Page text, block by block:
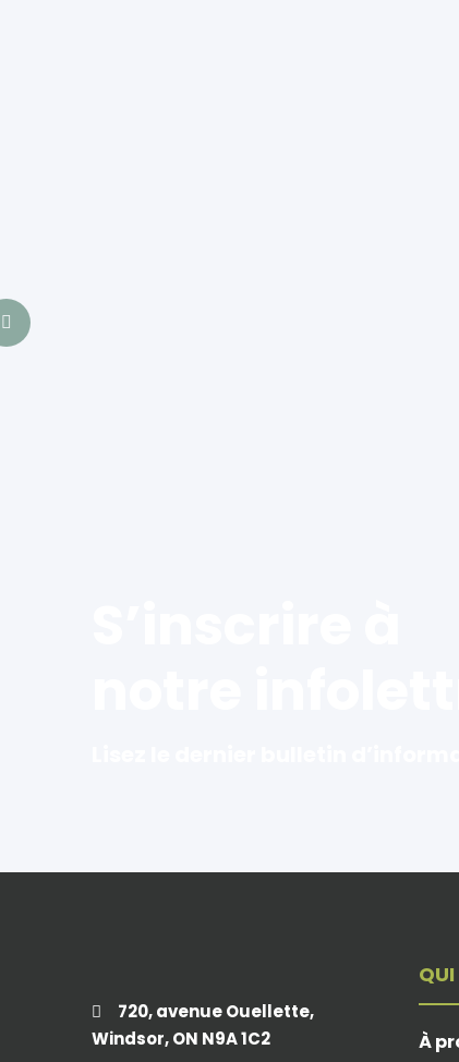
720, avenue Ouellette,
Windsor, ON N9A 1C2
À